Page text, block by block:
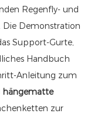
Regenfly- und
Demonstration
Support-Gurte,
Handbuch
Anleitung zum
hängematte
zur